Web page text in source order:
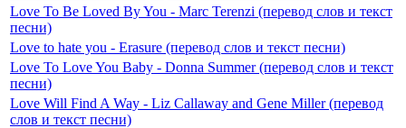
Love To Be Loved By You - Marc Terenzi (перевод слов и текст
песни)
Love to hate you - Erasure (перевод слов и текст песни)
Love To Love You Baby - Donna Summer (перевод слов и текст
песни)
Love Will Find A Way - Liz Callaway and Gene Miller (перевод
слов и текст песни)